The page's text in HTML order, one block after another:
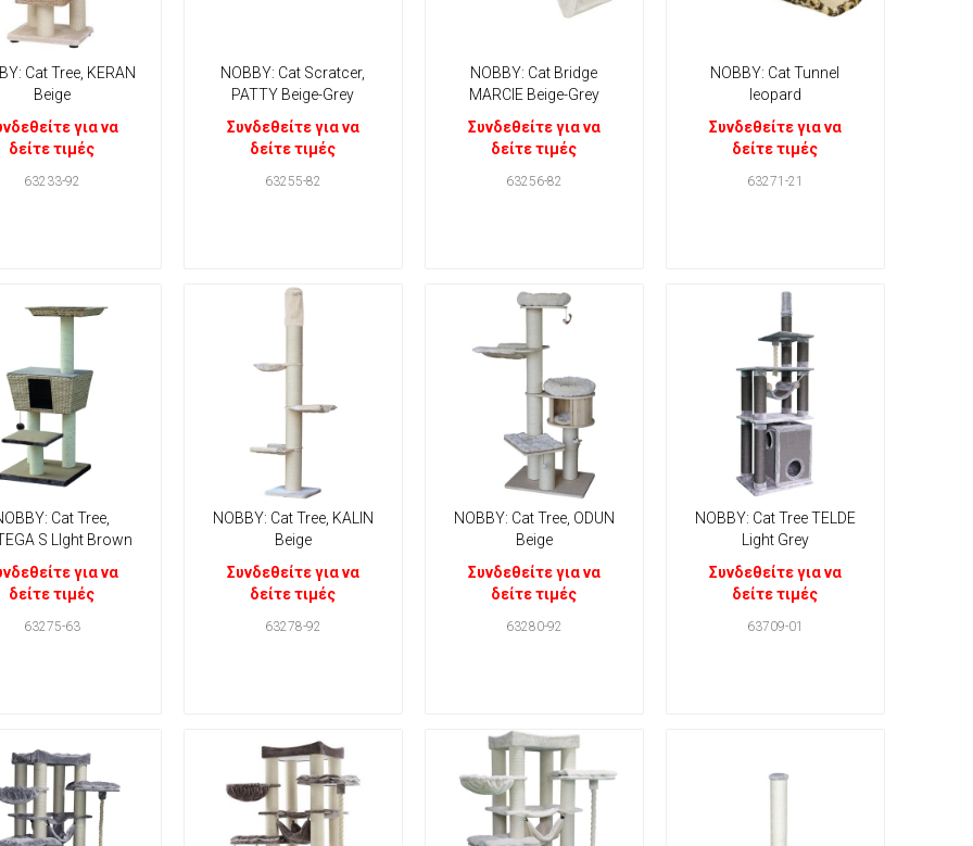
Cat Tree, KERAN
Beige
για να
δείτε τιμές
63233-92
NOBBY: Cat Scratcer,
PATTY Beige-Grey
Συνδεθείτε για να
δείτε τιμές
63255-82
NOBBY: Cat Bridge
MARCIE Beige-Grey
Συνδεθείτε για να
δείτε τιμές
63256-82
NOBBY: Cat Tunnel
leopard
Συνδεθείτε για να
δείτε τιμές
63271-21
Cat Tree,
S LIght Brown
για να
δείτε τιμές
63275-63
NOBBY: Cat Tree, KALIN
Beige
Συνδεθείτε για να
δείτε τιμές
63278-92
NOBBY: Cat Tree, ODUN
Beige
Συνδεθείτε για να
δείτε τιμές
63280-92
NOBBY: Cat Tree TELDE
Light Grey
Συνδεθείτε για να
δείτε τιμές
63709-01